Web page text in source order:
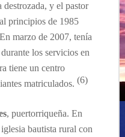
destrozada, y el pastor
principios de 1985
En marzo de 2007, tenía
los servicios en
tiene un centro
matriculados. (6)
, puertorriqueña. En
bautista rural con